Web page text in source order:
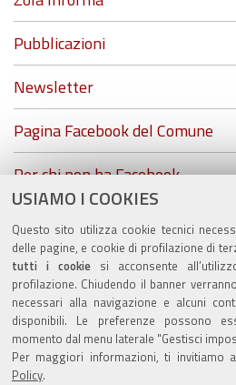
USIAMO I COOKIES
Questo sito utilizza cookie tecnici
delle pagine, e cookie di profilazione di
tutti i cookiesi acconsente
profilazione. Chiudendo il banner
necessari alla navigazione e alcuni
disponibili. Le preferenze possono
momento dal menu laterale "Gestisci
Per maggiori informazioni, ti invitiamo
Policy.
Pubblicazioni
Newsletter
Pagina Facebook del Comune
Per chi non ha Facebook...
ZolaGram - il canale Telegram
Predosa
Valuta